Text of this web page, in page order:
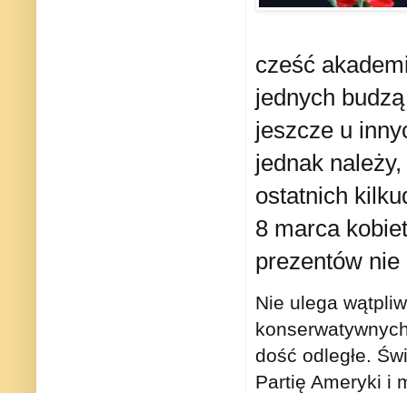
cześć
jednych
jeszcze u
jednak
ostatnich
8 marca
prezentów nie
Nie ulega
dość odległe.
Partię Ameryki i